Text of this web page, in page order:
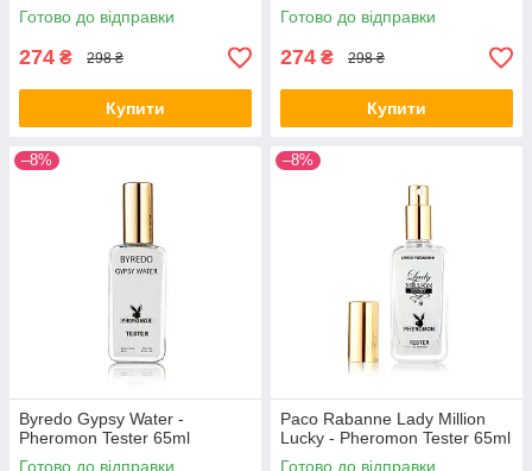
Готово до відправки
274 ₴ 298 ₴
Купити
Готово до відправки
274 ₴ 298 ₴
Купити
–8%
Byredo Gypsy Water -
Pheromon Tester 65ml
Готово до відправки
–8%
Paco Rabanne Lady Million
Lucky - Pheromon Tester 65ml
Готово до відправки